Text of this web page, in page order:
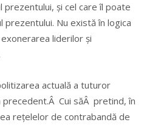
prezentului, și cel care îl poate
Nu există în logica
liderilor și
actuală a tuturor
Cui săÂ pretind, în
rețelelor de contrabandă de